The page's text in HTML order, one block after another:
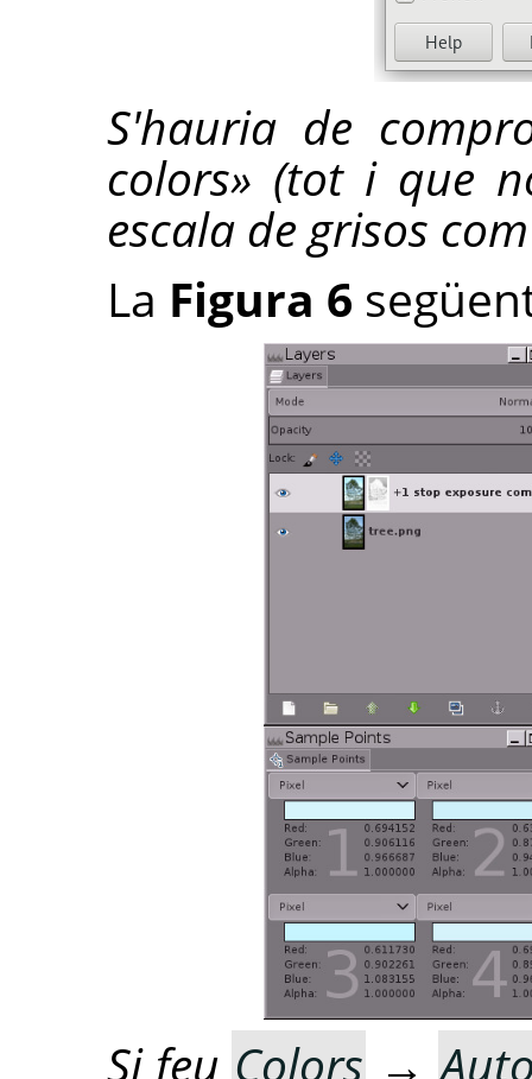
S'hauria de
colors» (tot i que
escala de grisos
La Figura 6
Si feu Colors →